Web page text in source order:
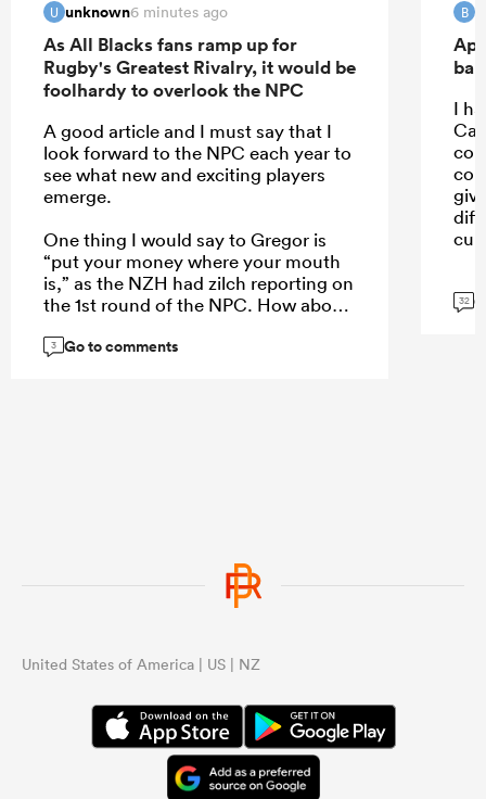
U unknown6 minutes ago
As All Blacks fans ramp up for
Rugby's Greatest Rivalry, it would be
foolhardy to overlook the NPC
A good article and I must say that I
look forward to the NPC each year to
see what new and exciting players
emerge.
One thing I would say to Gregor is
“put your money where your mouth
is,” as the NZH had zilch reporting on
the 1st round of the NPC. How about
Monday, an article of the 5 players
3 Go to comments
B
I
32
United States of America | US | NZ